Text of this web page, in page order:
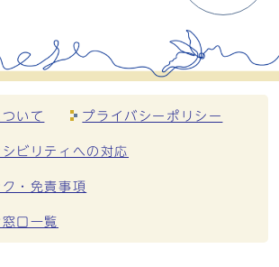
いて プライバシーポリシー
ビリティへの対応
・免責事項
口一覧